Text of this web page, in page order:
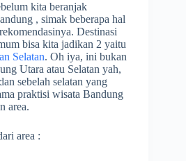
kita beranjak
, simak beberapa hal
Destinasi
bisa kita jadikan 2 yaitu
Selatan. Oh iya, ini bukan
Utara atau Selatan yah,
sebelah selatan yang
praktisi wisata Bandung
area.
area :